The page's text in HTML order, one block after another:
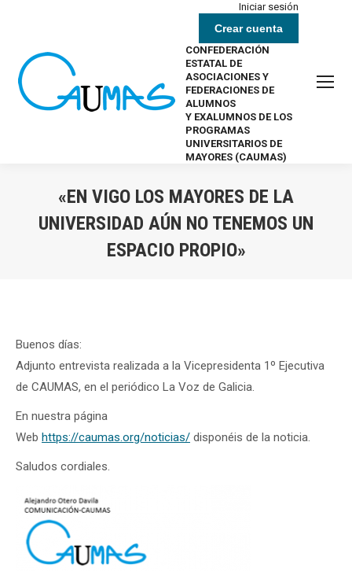
Iniciar sesión
Crear cuenta
CONFEDERACIÓN
ESTATAL DE
ASOCIACIONES Y
FEDERACIONES DE
ALUMNOS
Y EXALUMNOS DE LOS
PROGRAMAS
UNIVERSITARIOS DE
MAYORES (CAUMAS)
«EN VIGO LOS MAYORES DE LA
UNIVERSIDAD AÚN NO TENEMOS UN
ESPACIO PROPIO»
Buenos días:
Adjunto entrevista realizada a la Vicepresidenta 1º Ejecutiva
de CAUMAS, en el periódico La Voz de Galicia.
En nuestra página
Web https://caumas.org/noticias/ disponéis de la noticia.
Saludos cordiales.